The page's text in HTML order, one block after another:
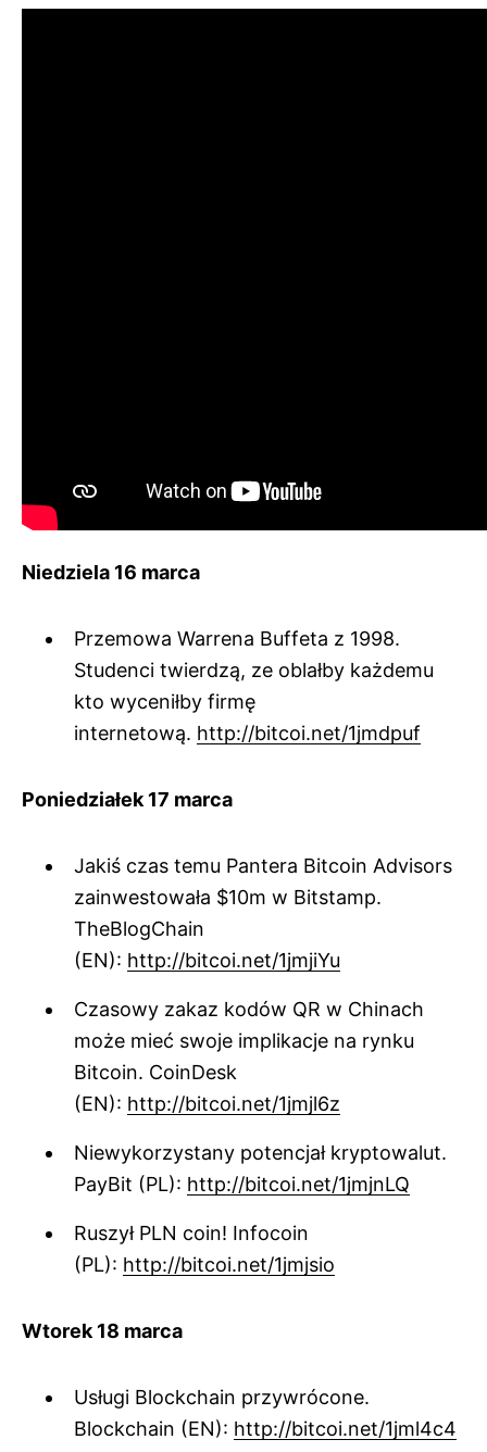
Niedziela 16 marca
Przemowa Warrena Buffeta z 1998.
Studenci twierdzą, ze oblałby każdemu
kto wyceniłby firmę
internetową. http://bitcoi.net/1jmdpuf
Poniedziałek 17 marca
Jakiś czas temu Pantera Bitcoin Advisors
zainwestowała $10m w Bitstamp.
TheBlogChain
(EN): http://bitcoi.net/1jmjiYu
Czasowy zakaz kodów QR w Chinach
może mieć swoje implikacje na rynku
Bitcoin. CoinDesk
(EN): http://bitcoi.net/1jmjl6z
Niewykorzystany potencjał kryptowalut.
PayBit (PL): http://bitcoi.net/1jmjnLQ
Ruszył PLN coin! Infocoin
(PL): http://bitcoi.net/1jmjsio
Wtorek 18 marca
Usługi Blockchain przywrócone.
Blockchain (EN): http://bitcoi.net/1jml4c4